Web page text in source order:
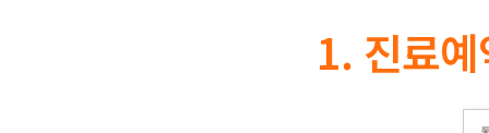
1. 진료